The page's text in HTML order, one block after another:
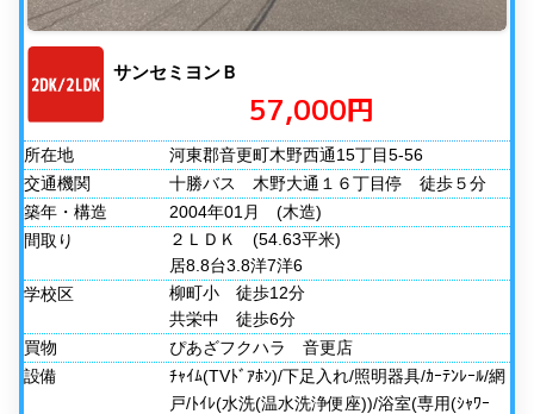
サンセミヨンＢ
57,000円
所在地
河東郡音更町木野西通15丁目5-56
交通機関
十勝バス 木野大通１６丁目停 徒歩５分
築年・構造
2004年01月
(木造)
間取り
２ＬＤＫ
(54.63平米)
居8.8台3.8洋7洋6
学校区
柳町小 徒歩12分
共栄中 徒歩6分
買物
ぴあざフクハラ 音更店
設備
ﾁｬｲﾑ(TVﾄﾞｱﾎﾝ)/下足入れ/照明器具/ｶｰﾃﾝﾚｰﾙ/網
戸/ﾄｲﾚ(水洗(温水洗浄便座))/浴室(専用(ｼｬﾜｰ